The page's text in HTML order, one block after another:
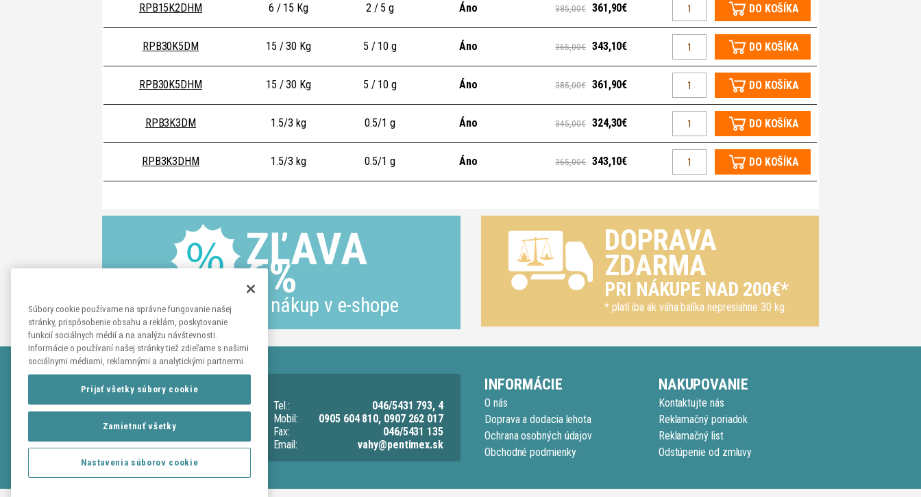
RPB15K2DHM 6 / 15 Kg 2 / 5 g Áno 385,00€ 361,90€ DO KOŠÍKA
RPB30K5DM 15 / 30 Kg 5 / 10 g Áno 365,00€ 343,10€ DO KOŠÍKA
RPB30K5DHM 15 / 30 Kg 5 / 10 g Áno 385,00€ 361,90€ DO KOŠÍKA
RPB3K3DM 1.5/3 kg 0.5/1 g Áno 345,00€ 324,30€ DO KOŠÍKA
RPB3K3DHM 1.5/3 kg 0.5/1 g Áno 365,00€ 343,10€ DO KOŠÍKA
ZĽAVA
6%
na nákup v e-shope
DOPRAVA
ZDARMA
PRI NÁKUPE NAD 200€*
* platí iba ak váha balíka nepresiahne 30 kg
KONTAKTY
Adresa:
Tužina č. 26
IČO:
IČDPH:
SK202 0434 174
Tel.:
046/5431 793, 4
Mobil:
0905 604 810, 0907 262 017
Fax:
046/5431 135
Email:
vahy@pentimex.sk
INFORMÁCIE
O nás
Doprava a dodacia lehota
Ochrana osobných údajov
Obchodné podmienky
NAKUPOVANIE
Kontaktujte nás
Reklamačný poriadok
Reklamačný list
Odstúpenie od zmluvy
Súbory cookie používame na správne fungovanie našej
stránky, prispôsobenie obsahu a reklám, poskytovanie
funkcií sociálnych médií a na analýzu návštevnosti.
Informácie o používaní našej stránky tiež zdieľame s našimi
sociálnymi médiami, reklamnými a analytickými partnermi.
Prijať všetky súbory cookie
Zamietnuť všetky
Nastavenia súborov cookie